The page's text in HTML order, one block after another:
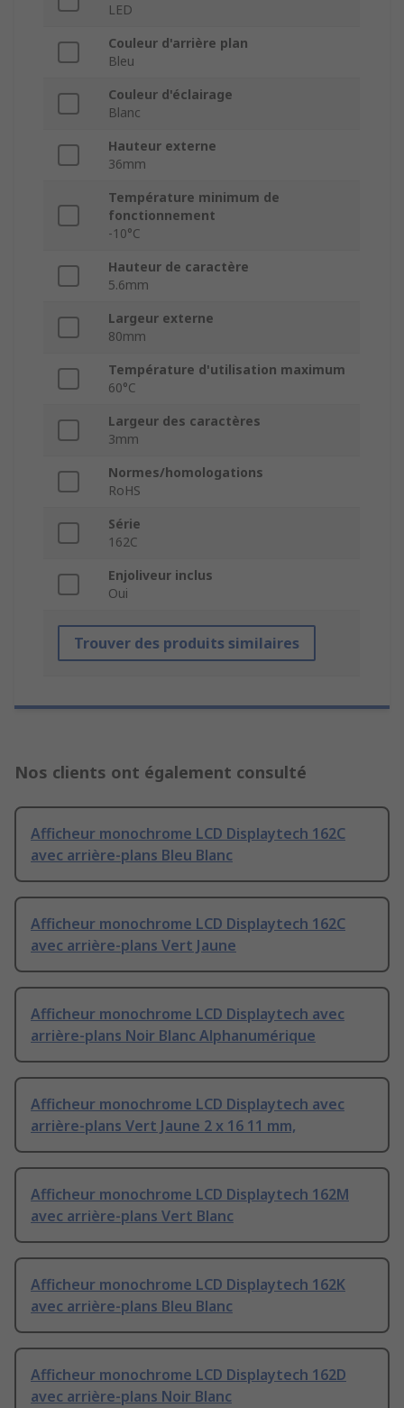
LED
Couleur d'arrière plan
Bleu
Couleur d'éclairage
Blanc
Hauteur externe
36mm
Température minimum de
fonctionnement
-10°C
Hauteur de caractère
5.6mm
Largeur externe
80mm
Température d'utilisation maximum
60°C
Largeur des caractères
3mm
Normes/homologations
RoHS
Série
162C
Enjoliveur inclus
Oui
Trouver des produits similaires
Nos clients ont également consulté
Afficheur monochrome LCD Displaytech 162C
avec arrière-plans Bleu Blanc
Afficheur monochrome LCD Displaytech 162C
avec arrière-plans Vert Jaune
Afficheur monochrome LCD Displaytech avec
arrière-plans Noir Blanc Alphanumérique
Afficheur monochrome LCD Displaytech avec
arrière-plans Vert Jaune 2 x 16 11 mm,
Afficheur monochrome LCD Displaytech 162M
avec arrière-plans Vert Blanc
Afficheur monochrome LCD Displaytech 162K
avec arrière-plans Bleu Blanc
Afficheur monochrome LCD Displaytech 162D
avec arrière-plans Noir Blanc